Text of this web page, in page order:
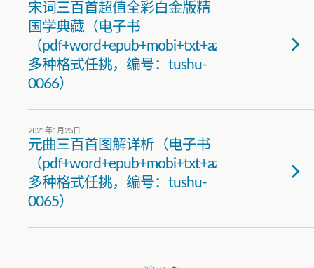
宋词三百首超值全彩白金版精
国学典藏（电子书
（pdf+word+epub+mobi+txt+azw3）
多种格式任挑，编号：tushu-
0066）
2021年1月25日
元曲三百首图解详析（电子书
（pdf+word+epub+mobi+txt+azw3）
多种格式任挑，编号：tushu-
0065）